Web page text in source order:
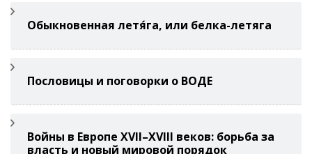
Обыкновенная летя́га, или белка-летяга
Пословицы и поговорки о ВОДЕ
Войны в Европе XVII–XVIII веков: борьба за
власть и новый мировой порядок